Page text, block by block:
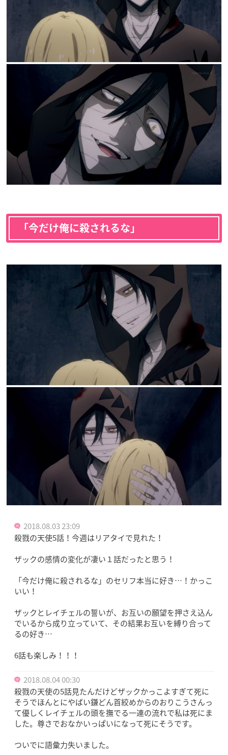
「今だけ俺に殺されるな」
2018.08.03 23:09
殺戮の天使5話！今週はリアタイで見れた！
ザックの感情の変化が凄い１話だったと思う！
「今だけ俺に殺されるな」のセリフ本当に好き…！かっこ
いい！
ザックとレイチェルの誓いが、お互いの願望を押さえ込ん
でいるから成り立っていて、その結果お互いを縛り合って
るの好き…
6話も楽しみ！！！
2018.08.04 00:30
殺戮の天使の5話見たんだけどザックかっこよすぎて死に
そうでほんとにやばい鎌どん首絞めからのおりこうさんっ
て優しくレイチェルの頭を撫でる一連の流れで私は死にま
した。尊さでおなかいっぱいになって死にそうです。
ついでに語彙力失いました。